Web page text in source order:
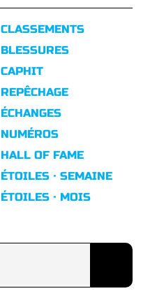
CLASSEMENTS
BLESSURES
CAPHIT
REPÊCHAGE
ÉCHANGES
NUMÉROS
HALL OF FAME
ÉTOILES · SEMAINE
ÉTOILES · MOIS